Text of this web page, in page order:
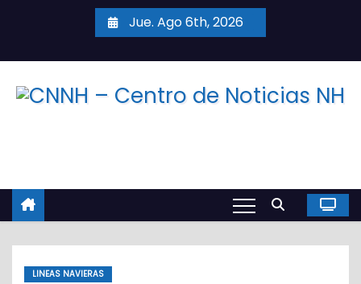
c
Jue. Ago 6th, 2026
LINEAS NAVIERAS